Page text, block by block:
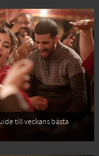
till veckans bästa